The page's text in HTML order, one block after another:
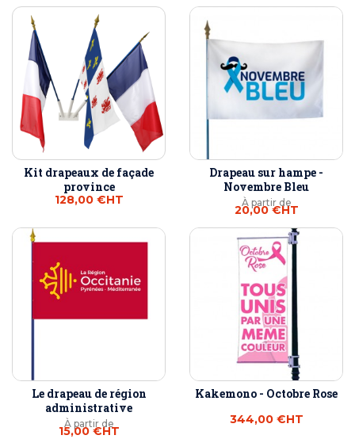
Kit drapeaux de façade
province
128,00 €HT
Drapeau sur hampe -
Novembre Bleu
À partir de
20,00 €HT
Le drapeau de région
administrative
À partir de
15,00 €HT
Kakemono - Octobre Rose
344,00 €HT